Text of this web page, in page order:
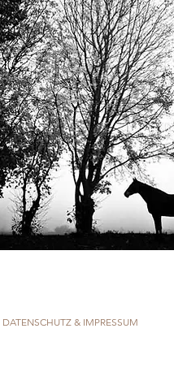
DATENSCHUTZ & IMPRESSUM